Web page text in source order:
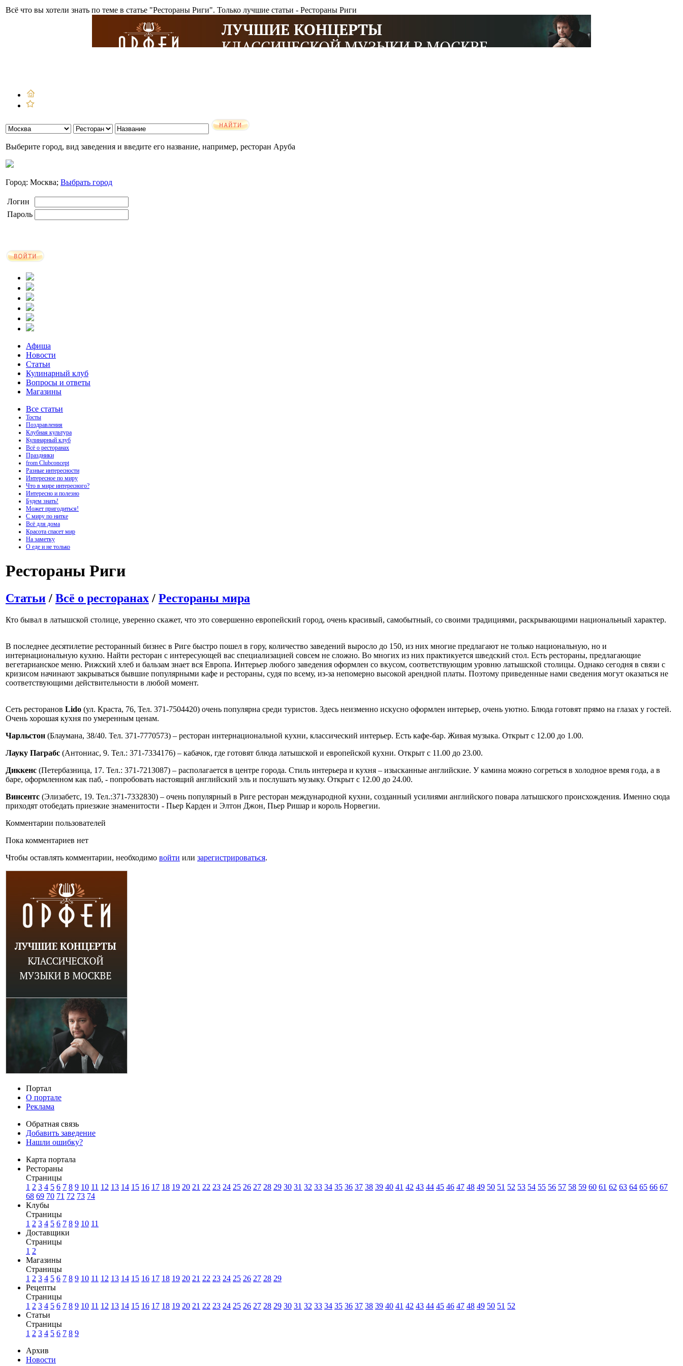
Всё что вы хотели знать по теме в статье "Рестораны Риги". Только лучшие статьи - Рестораны Риги
Выберите город, вид заведения и введите его название, например, ресторан Аруба
Город: Москва; Выбрать город
Логин
Пароль
Афиша
Новости
Статьи
Кулинарный клуб
Вопросы и ответы
Магазины
Все статьи
Тосты
Поздравления
Клубная культура
Кулинарный клуб
Всё о ресторанах
Праздники
from Clubconcept
Разные интересности
Интересное по миру
Что в мире интересного?
Интересно и полезно
Будем знать!
Может пригодиться!
С миру по нитке
Всё для дома
Красота спасет мир
На заметку
О еде и не только
Рестораны Риги
Статьи / Всё о ресторанах / Рестораны мира
Кто бывал в латышской столице, уверенно скажет, что это совершенно европейский город, очень красивый, самобытный, со своими традициями, раскрывающими национальный характер.
В последнее десятилетие ресторанный бизнес в Риге быстро пошел в гору, количество заведений выросло до 150, из них многие предлагают не только национальную, но и
интернациональную кухню. Найти ресторан с интересующей вас специализацией совсем не сложно. Во многих из них практикуется шведский стол. Есть рестораны, предлагающие
вегетарианское меню. Рижский хлеб и бальзам знает вся Европа. Интерьер любого заведения оформлен со вкусом, соответствующим уровню латышской столицы. Однако сегодня в связи с
кризисом начинают закрываться бывшие популярными кафе и рестораны, судя по всему, из-за непомерно высокой арендной платы. Поэтому приведенные нами сведения могут оказаться не
соответствующими действительности в любой момент.
Сеть ресторанов Lido (ул. Краста, 76, Тел. 371-7504420) очень популярна среди туристов. Здесь неизменно искусно оформлен интерьер, очень уютно. Блюда готовят прямо на глазах у гостей.
Очень хорошая кухня по умеренным ценам.
Чарльстон (Блаумана, 38/40. Тел. 371-7770573) – ресторан интернациональной кухни, классический интерьер. Есть кафе-бар. Живая музыка. Открыт с 12.00 до 1.00.
Лауку Паграбс (Антониас, 9. Тел.: 371-7334176) – кабачок, где готовят блюда латышской и европейской кухни. Открыт с 11.00 до 23.00.
Диккенс (Петербазница, 17. Тел.: 371-7213087) – располагается в центре города. Стиль интерьера и кухня – изысканные английские. У камина можно согреться в холодное время года, а в
баре, оформленном как паб, - попробовать настоящий английский эль и послушать музыку. Открыт с 12.00 до 24.00.
Винсентс (Элизабетс, 19. Тел.:371-7332830) – очень популярный в Риге ресторан международной кухни, созданный усилиями английского повара латышского происхождения. Именно сюда
приходят отобедать приезжие знаменитости - Пьер Карден и Элтон Джон, Пьер Ришар и король Норвегии.
Комментарии пользователей
Пока комментариев нет
Чтобы оставлять комментарии, необходимо войти или зарегистрироваться.
Портал
О портале
Реклама
Обратная связь
Добавить заведение
Нашли ошибку?
Карта портала
Рестораны
Страницы
1 2 3 4 5 6 7 8 9 10 11 12 13 14 15 16 17 18 19 20 21 22 23 24 25 26 27 28 29 30 31 32 33 34 35 36 37 38 39 40 41 42 43 44 45 46 47 48 49 50 51 52 53 54 55 56 57 58 59 60 61 62 63 64 65 66 67
68 69 70 71 72 73 74
Клубы
Страницы
1 2 3 4 5 6 7 8 9 10 11
Доставщики
Страницы
1 2
Магазины
Страницы
1 2 3 4 5 6 7 8 9 10 11 12 13 14 15 16 17 18 19 20 21 22 23 24 25 26 27 28 29
Рецепты
Страницы
1 2 3 4 5 6 7 8 9 10 11 12 13 14 15 16 17 18 19 20 21 22 23 24 25 26 27 28 29 30 31 32 33 34 35 36 37 38 39 40 41 42 43 44 45 46 47 48 49 50 51 52
Статьи
Страницы
1 2 3 4 5 6 7 8 9
Архив
Новости